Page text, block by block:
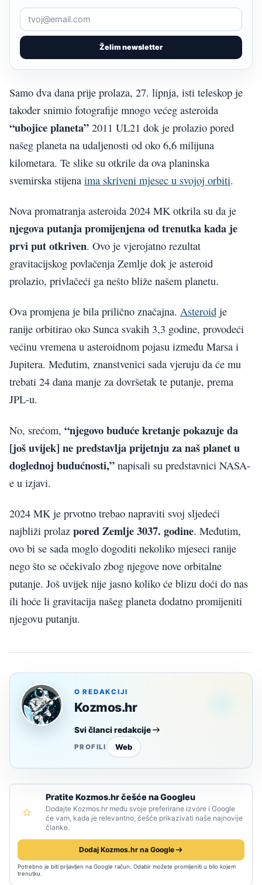
Želim newsletter
Samo dva dana prije prolaza, 27. lipnja, isti teleskop je
također snimio fotografije mnogo većeg asteroida
“ubojice planeta” 2011 UL21 dok je prolazio pored
našeg planeta na udaljenosti od oko 6,6 milijuna
kilometara. Te slike su otkrile da ova planinska
svemirska stijena ima skriveni mjesec u svojoj orbiti.
Nova promatranja asteroida 2024 MK otkrila su da je
njegova putanja promijenjena od trenutka kada je
prvi put otkriven. Ovo je vjerojatno rezultat
gravitacijskog povlačenja Zemlje dok je asteroid
prolazio, privlačeći ga nešto bliže našem planetu.
Ova promjena je bila prilično značajna. Asteroid je
ranije orbitirao oko Sunca svakih 3,3 godine, provodeći
većinu vremena u asteroidnom pojasu između Marsa i
Jupitera. Međutim, znanstvenici sada vjeruju da će mu
trebati 24 dana manje za dovršetak te putanje, prema
JPL-u.
No, srećom, “njegovo buduće kretanje pokazuje da
[još uvijek] ne predstavlja prijetnju za naš planet u
doglednoj budućnosti,” napisali su predstavnici NASA-
e u izjavi.
2024 MK je prvotno trebao napraviti svoj sljedeći
najbliži prolaz pored Zemlje 3037. godine. Međutim,
ovo bi se sada moglo dogoditi nekoliko mjeseci ranije
nego što se očekivalo zbog njegove nove orbitalne
putanje. Još uvijek nije jasno koliko će blizu doći do nas
ili hoće li gravitacija našeg planeta dodatno promijeniti
njegovu putanju.
O REDAKCIJI
Kozmos.hr
Svi članci redakcije
PROFILI Web
Pratite Kozmos.hr češće na Googleu
Dodajte Kozmos.hr među svoje preferirane izvore i Google
će vam, kada je relevantno, češće prikazivati naše najnovije
članke.
Dodaj Kozmos.hr na Google
Potrebno je biti prijavljen na Google račun. Odabir možete promijeniti u bilo kojem
trenutku.